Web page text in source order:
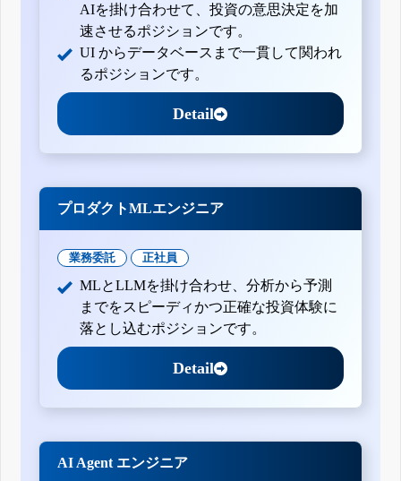
AIを掛け合わせて、投資の意思決定を加
速させるポジションです。
UI からデータベースまで一貫して関われ
るポジションです。
Detail
プロダクトMLエンジニア
業務委託 正社員
MLとLLMを掛け合わせ、分析から予測
までをスピーディかつ正確な投資体験に
落とし込むポジションです。
Detail
AI Agent エンジニア